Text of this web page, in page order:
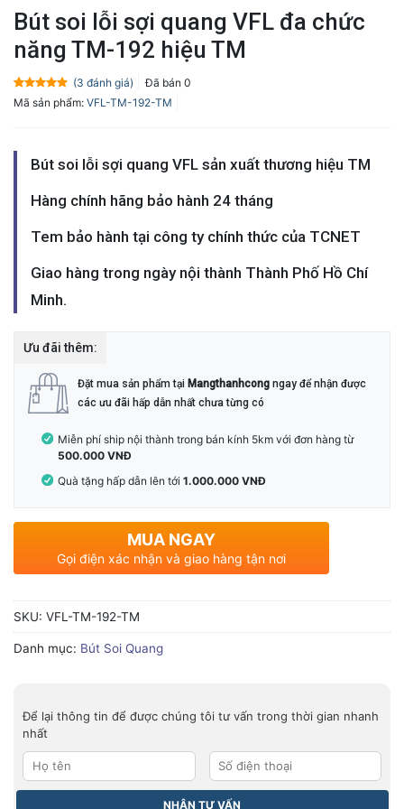
Bút soi lỗi sợi quang VFL đa chức
năng TM-192 hiệu TM
5.0trên 5
dựa trên
3
(3 đánh giá) Đã bán 0
Mã sản phẩm: VFL-TM-192-TM
Bút soi lỗi sợi quang VFL sản xuất thương hiệu TM
Hàng chính hãng bảo hành 24 tháng
Tem bảo hành tại công ty chính thức của TCNET
Giao hàng trong ngày nội thành Thành Phố Hồ Chí
Minh.
Ưu đãi thêm:
Đặt mua sản phẩm tại Mangthanhcong ngay để nhận được
các ưu đãi hấp dẫn nhất chưa từng có
Miễn phí ship nội thành trong bán kính 5km với đơn hàng từ
500.000 VNĐ
Quà tặng hấp dẫn lên tới 1.000.000 VNĐ
MUA NGAY
Gọi điện xác nhận và giao hàng tận nơi
SKU: VFL-TM-192-TM
Danh mục: Bút Soi Quang
Để lại thông tin để được chúng tôi tư vấn trong thời gian nhanh
nhất